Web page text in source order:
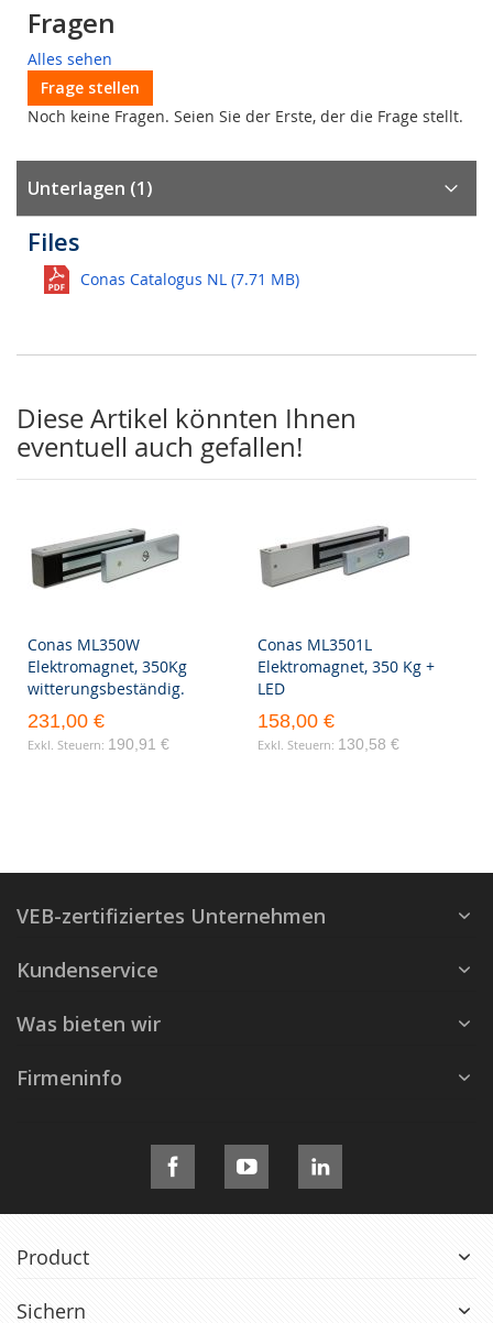
Fragen
Alles sehen
Frage stellen
Noch keine Fragen. Seien Sie der Erste, der die Frage stellt.
Unterlagen (1)
Files
Conas Catalogus NL (7.71 MB)
Diese Artikel könnten Ihnen
eventuell auch gefallen!
Conas ML350W
Elektromagnet, 350Kg
witterungsbeständig.
231,00 €
190,91 €
Conas ML3501L
Elektromagnet, 350 Kg +
LED
158,00 €
130,58 €
VEB-zertifiziertes Unternehmen
Kundenservice
Was bieten wir
Firmeninfo
Product
Sichern